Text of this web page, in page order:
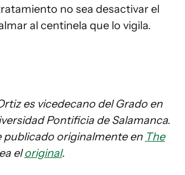
no sea desactivar el
al centinela que lo vigila.
es vicedecano del Grado en
Pontificia de Salamanca.
publicado originalmente en The
eloriginal.